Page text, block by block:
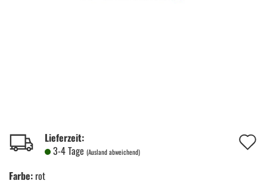
Lieferzeit:
3-4 Tage (Ausland abweichend)
Farbe: rot